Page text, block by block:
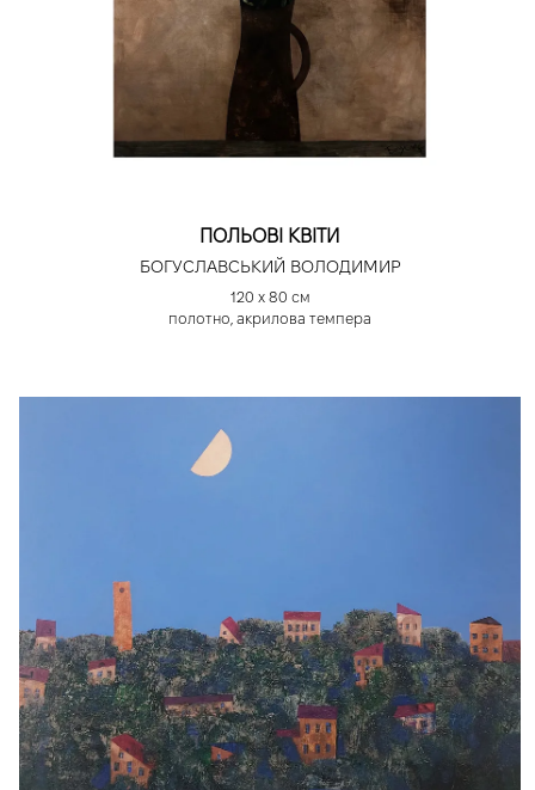
ПОЛЬОВІ КВІТИ
БОГУСЛАВСЬКИЙ ВОЛОДИМИР
120 х 80 см
полотно, акрилова темпера